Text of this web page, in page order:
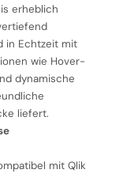
erheblich
in Echtzeit mit
wie Hover-
dynamische
liefert.
mit Qlik